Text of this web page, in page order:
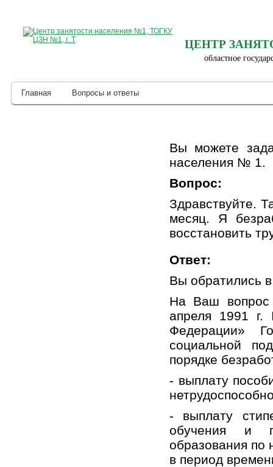
ЦЕНТР
областное
Главная Вопросы и ответы
Вы можете
населения № 1.
Вопрос:
Здравствуйте.
месяц. Я
восстановить
Ответ:
Вы обратились
На Ваш вопрос
апреля 1991
Федерации»
социальной
порядке
- выплату
- выплату
обучения и
образования по
в период